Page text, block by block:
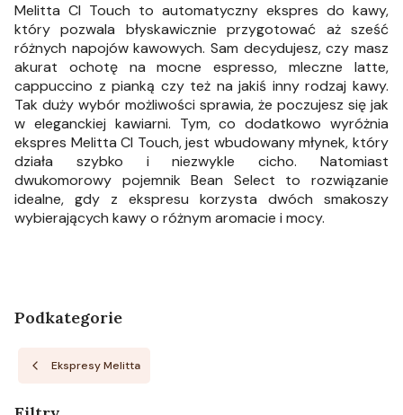
Melitta CI Touch to automatyczny ekspres do kawy,
który pozwala błyskawicznie przygotować aż sześć
różnych napojów kawowych. Sam decydujesz, czy masz
akurat ochotę na mocne espresso, mleczne latte,
cappuccino z pianką czy też na jakiś inny rodzaj kawy.
Tak duży wybór możliwości sprawia, że poczujesz się jak
w eleganckiej kawiarni. Tym, co dodatkowo wyróżnia
ekspres Melitta CI Touch, jest wbudowany młynek, który
działa szybko i niezwykle cicho. Natomiast
dwukomorowy pojemnik Bean Select to rozwiązanie
idealne, gdy z ekspresu korzysta dwóch smakoszy
wybierających kawy o różnym aromacie i mocy.
Podkategorie
Ekspresy Melitta